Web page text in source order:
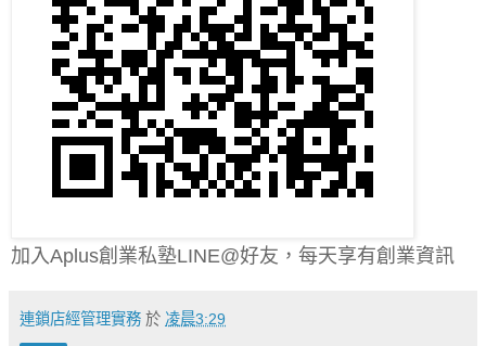
加入Aplus創業私塾LINE@好友，每天享有創業資訊
連鎖店經管理實務 於 凌晨3:29